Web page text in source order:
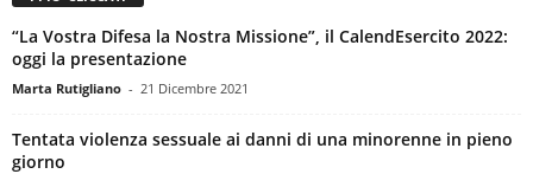
“La Vostra Difesa la Nostra Missione”, il CalendEsercito 2022:
oggi la presentazione
Marta Rutigliano - 21 Dicembre 2021
Tentata violenza sessuale ai danni di una minorenne in pieno
giorno